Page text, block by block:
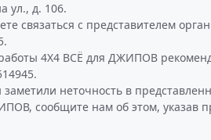
ул., д. 106.
связаться с представителем
4Х4 ВСЁ для ДЖИПОВ
заметили неточность в
сообщите нам об этом, указав